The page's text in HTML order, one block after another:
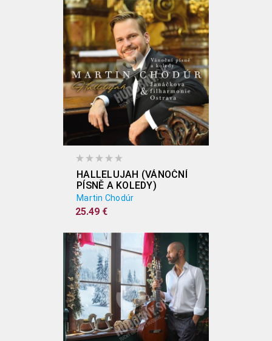
HALLELUJAH (VÁNOČNÍ
PÍSNĚ A KOLEDY)
Martin Chodúr
25.49 €